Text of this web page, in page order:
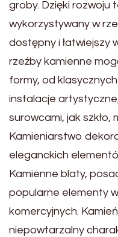
groby. Dzięki rozwoju
wykorzystywany w
dostępny i łatwiejszy
rzeźby kamienne
formy, od
instalacje
surowcami, jak szkło,
Kamieniarstwo
eleganckich
Kamienne blaty,
popularne elementy
komercyjnych.
niepowtarzalny